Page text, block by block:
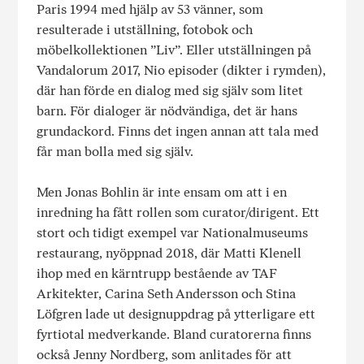
Paris 1994 med hjälp av 53 vänner, som
resulterade i utställning, fotobok och
möbelkollektionen ”Liv”. Eller utställningen på
Vandalorum 2017, Nio episoder (dikter i rymden),
där han förde en dialog med sig själv som litet
barn. För dialoger är nödvändiga, det är hans
grundackord. Finns det ingen annan att tala med
får man bolla med sig själv.
Men Jonas Bohlin är inte ensam om att i en
inredning ha fått rollen som curator/dirigent. Ett
stort och tidigt exempel var Nationalmuseums
restaurang, nyöppnad 2018, där Matti Klenell
ihop med en kärntrupp bestående av TAF
Arkitekter, Carina Seth Andersson och Stina
Löfgren lade ut designuppdrag på ytterligare ett
fyrtiotal medverkande. Bland curatorerna finns
också Jenny Nordberg, som anlitades för att